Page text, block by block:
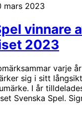
mars 2023
vinnare
2023
varje
sig i sitt
I år
Svenska Spel.